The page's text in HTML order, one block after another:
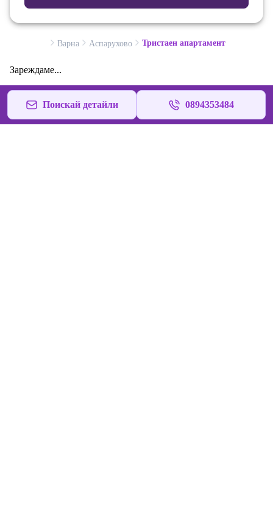
Варна Аспарухово Тристаен апартамент
Зареждаме...
Поискай детайли 0894353484